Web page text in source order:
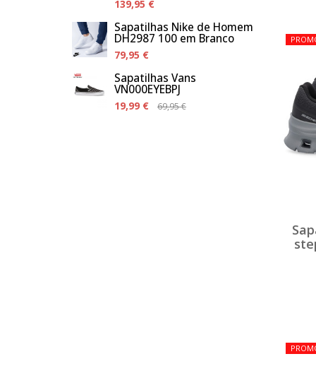
139,95 €
Sapatilhas Nike de Homem
DH2987 100 em Branco
79,95 €
Sapatilhas Vans
VN000EYEBPJ
19,99 € 69,95 €